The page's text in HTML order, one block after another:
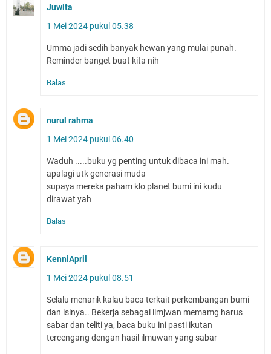
Juwita
1 Mei 2024 pukul 05.38
Umma jadi sedih banyak hewan yang mulai punah.
Reminder banget buat kita nih
Balas
nurul rahma
1 Mei 2024 pukul 06.40
Waduh .....buku yg penting untuk dibaca ini mah.
apalagi utk generasi muda
supaya mereka paham klo planet bumi ini kudu
dirawat yah
Balas
KenniApril
1 Mei 2024 pukul 08.51
Selalu menarik kalau baca terkait perkembangan bumi
dan isinya.. Bekerja sebagai ilmjwan memamg harus
sabar dan teliti ya, baca buku ini pasti ikutan
tercengang dengan hasil ilmuwan yang sabar